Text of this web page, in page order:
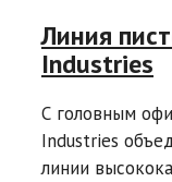
Линия
Industries
С головным
Industries
линии